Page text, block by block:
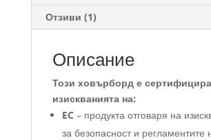
Отзиви (1)
Описание
Този ховърборд е
изискванията на:
EC – продукта отговаря на
за безопасност и регламентите